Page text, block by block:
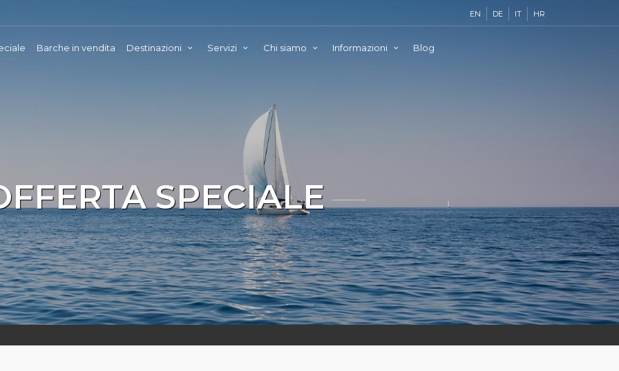
EN DE IT HR
Barche in vendita Destinazioni Servizi Chi siamo Informazioni Blog
SPECIALE